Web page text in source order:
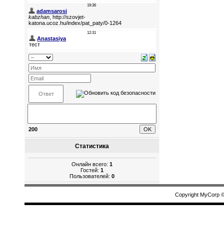
200
Статистика
Онлайн всего: 1
Гостей: 1
Пользователей: 0
Copyright MyCorp